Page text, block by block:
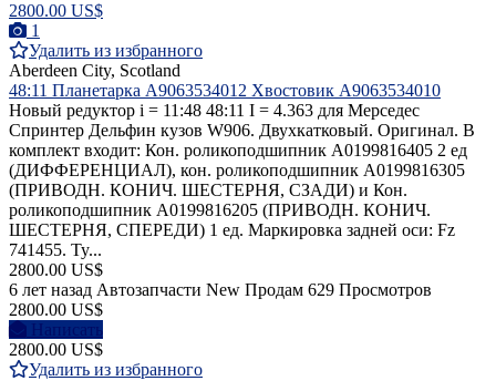
2800.00 US$
1
Удалить из избранного
Aberdeen City, Scotland
48:11 Планетарка A9063534012 Хвостовик A9063534010
Новый редуктор i = 11:48 48:11 I = 4.363 для Мерседес
Спринтер Дельфин кузов W906. Двухкатковый. Оригинал. В
комплект входит: Кон. роликоподшипник A0199816405 2 ед
(ДИФФЕРЕНЦИАЛ), кон. роликоподшипник A0199816305
(ПРИВОДН. КОНИЧ. ШЕСТЕРНЯ, СЗАДИ) и Кон.
роликоподшипник A0199816205 (ПРИВОДН. КОНИЧ.
ШЕСТЕРНЯ, СПЕРЕДИ) 1 ед. Маркировка задней оси: Fz
741455. Ty...
2800.00 US$
6 лет назад Автозапчасти New Продам 629 Просмотров
2800.00 US$
Написать
2800.00 US$
Удалить из избранного